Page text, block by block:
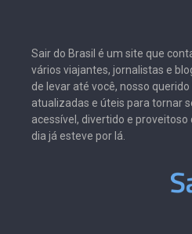
Sair do Brasil é um site que
vários viajantes, jornalistas e
de levar até você, nosso
atualizadas e úteis para tornar
acessível, divertido e
dia já esteve por lá.